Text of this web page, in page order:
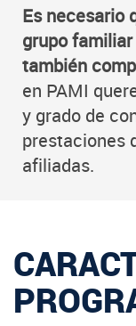
Es necesario
grupo
también
en PAMI
y grado de
prestaciones
afiliadas.